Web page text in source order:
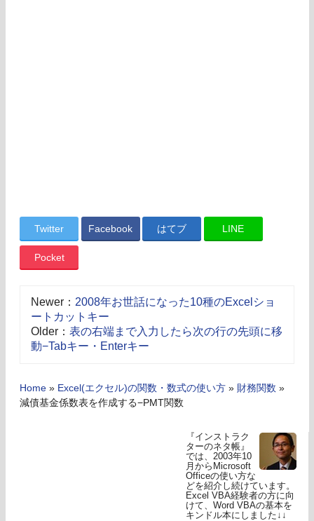
Twitter Facebook はてブ LINE
Pocket
Newer： 2008年お世話になった10種のExcelショ
ートカットキー
Older： 表の右端まで入力したら次の行の先頭に移
動−Tabキー・Enterキー
Home » Excel(エクセル)の関数・数式の使い方 » 財務関数 »
減債基金係数表を作成する−PMT関数
『インストラク
ターのネタ帳』
では、2003年10
月からMicrosoft
Officeの使い方な
どを紹介し続けています。
Excel VBA経験者の方に向
けて、Word VBAの基本を
キンドル本にしました↓↓